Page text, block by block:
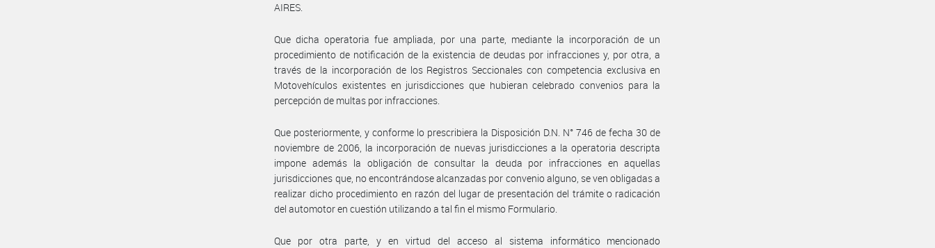
AIRES.
Que dicha operatoria fue ampliada, por una parte, mediante la incorporación de un
procedimiento de notificación de la existencia de deudas por infracciones y, por otra, a
través de la incorporación de los Registros Seccionales con competencia exclusiva en
Motovehículos existentes en jurisdicciones que hubieran celebrado convenios para la
percepción de multas por infracciones.
Que posteriormente, y conforme lo prescribiera la Disposición D.N. N° 746 de fecha 30 de
noviembre de 2006, la incorporación de nuevas jurisdicciones a la operatoria descripta
impone además la obligación de consultar la deuda por infracciones en aquellas
jurisdicciones que, no encontrándose alcanzadas por convenio alguno, se ven obligadas a
realizar dicho procedimiento en razón del lugar de presentación del trámite o radicación
del automotor en cuestión utilizando a tal fin el mismo Formulario.
Que por otra parte, y en virtud del acceso al sistema informático mencionado